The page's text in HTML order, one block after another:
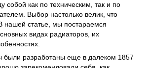
собой как по техническим, так и по
Выбор настолько велик, что
нашей статье, мы постараемся
видах радиаторов, их
были разработаны еще в далеком 1857